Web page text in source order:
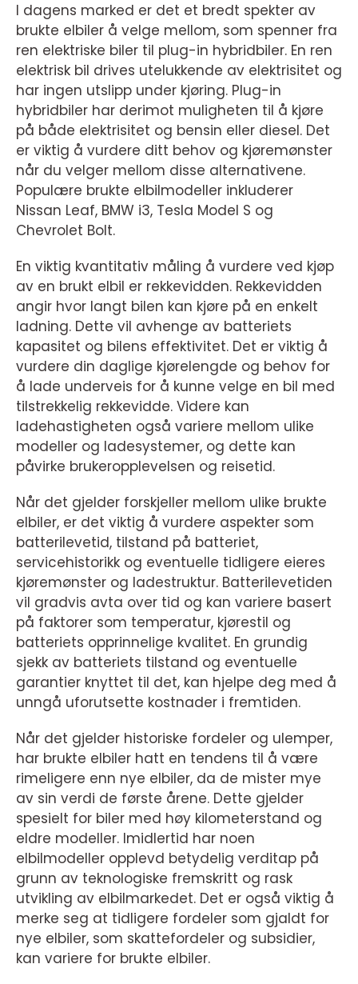
I dagens marked er det et bredt spekter av
brukte elbiler å velge mellom, som spenner fra
ren elektriske biler til plug-in hybridbiler. En ren
elektrisk bil drives utelukkende av elektrisitet og
har ingen utslipp under kjøring. Plug-in
hybridbiler har derimot muligheten til å kjøre
på både elektrisitet og bensin eller diesel. Det
er viktig å vurdere ditt behov og kjøremønster
når du velger mellom disse alternativene.
Populære brukte elbilmodeller inkluderer
Nissan Leaf, BMW i3, Tesla Model S og
Chevrolet Bolt.
En viktig kvantitativ måling å vurdere ved kjøp
av en brukt elbil er rekkevidden. Rekkevidden
angir hvor langt bilen kan kjøre på en enkelt
ladning. Dette vil avhenge av batteriets
kapasitet og bilens effektivitet. Det er viktig å
vurdere din daglige kjørelengde og behov for
å lade underveis for å kunne velge en bil med
tilstrekkelig rekkevidde. Videre kan
ladehastigheten også variere mellom ulike
modeller og ladesystemer, og dette kan
påvirke brukeropplevelsen og reisetid.
Når det gjelder forskjeller mellom ulike brukte
elbiler, er det viktig å vurdere aspekter som
batterilevetid, tilstand på batteriet,
servicehistorikk og eventuelle tidligere eieres
kjøremønster og ladestruktur. Batterilevetiden
vil gradvis avta over tid og kan variere basert
på faktorer som temperatur, kjørestil og
batteriets opprinnelige kvalitet. En grundig
sjekk av batteriets tilstand og eventuelle
garantier knyttet til det, kan hjelpe deg med å
unngå uforutsette kostnader i fremtiden.
Når det gjelder historiske fordeler og ulemper,
har brukte elbiler hatt en tendens til å være
rimeligere enn nye elbiler, da de mister mye
av sin verdi de første årene. Dette gjelder
spesielt for biler med høy kilometerstand og
eldre modeller. Imidlertid har noen
elbilmodeller opplevd betydelig verditap på
grunn av teknologiske fremskritt og rask
utvikling av elbilmarkedet. Det er også viktig å
merke seg at tidligere fordeler som gjaldt for
nye elbiler, som skattefordeler og subsidier,
kan variere for brukte elbiler.